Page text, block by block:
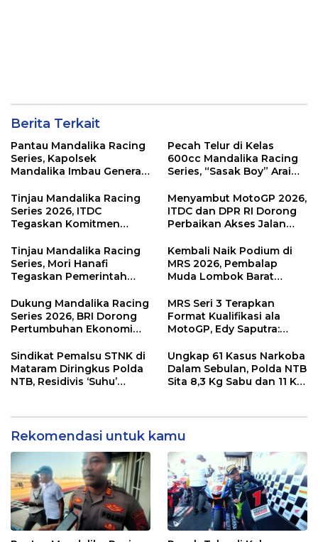
Berita Terkait
Pantau Mandalika Racing
Series, Kapolsek
Mandalika Imbau Generasi
Sirkuit, Bukan Jalan Raya
Pecah Telur di Kelas
600cc Mandalika Racing
Series, “Sasak Boy” Arai
Kemenangan
Tinjau Mandalika Racing
Series 2026, ITDC
Tegaskan Komitmen
Dampak Ekonomi
Kawasan
Menyambut MotoGP 2026,
ITDC dan DPR RI Dorong
Perbaikan Akses Jalan
di KEK Mandalika
Tinjau Mandalika Racing
Series, Mori Hanafi
Tegaskan Pemerintah
NTB
Kembali Naik Podium di
MRS 2026, Pembalap
Muda Lombok Barat
Menuju Tingkat Asia
Dukung Mandalika Racing
Series 2026, BRI Dorong
Pertumbuhan Ekonomi
MRS Seri 3 Terapkan
Format Kualifikasi ala
MotoGP, Edy Saputra:
dan Efektif
Sindikat Pemalsu STNK di
Mataram Diringkus Polda
NTB, Residivis ‘Suhu’
Ungkap 61 Kasus Narkoba
Dalam Sebulan, Polda NTB
Sita 8,3 Kg Sabu dan 11 Kg
Rekomendasi untuk kamu